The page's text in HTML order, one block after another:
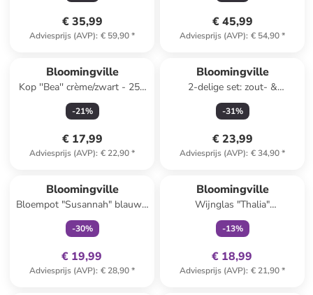
€ 35,99
Adviesprijs (AVP): € 59,90*
€ 45,99
Adviesprijs (AVP): € 54,90*
Bloomingville
Kop ''Bea'' crème/zwart - 250
ml
-21%
€ 17,99
Adviesprijs (AVP): € 22,90*
Bloomingville
2-delige set: zout- &
peperstrooier bruin - (H)12 x
Ø 6,5 cm
-31%
€ 23,99
Adviesprijs (AVP): € 34,90*
Bloomingville
Bloempot "Susannah" blauw -
(H)10 x Ø 12 cm
-30%
€ 19,99
Adviesprijs (AVP): € 28,90*
Bloomingville
Wijnglas "Thalia"
transparant/meerkleurig - 250
ml
-13%
€ 18,99
Adviesprijs (AVP): € 21,90*